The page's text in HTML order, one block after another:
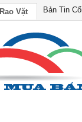
Rao Vặt Bản Tin